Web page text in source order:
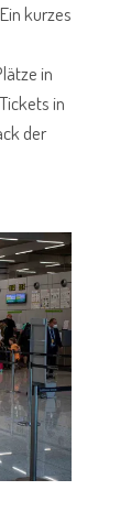
kurzes
in
in
der